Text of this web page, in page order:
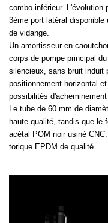
combo inférieur. L'évolution
3ème port latéral
de vidange.
Un amortisseur en
corps de pompe principal
silencieux, sans bruit induit
positionnement horizontal
possibilités d'acheminement
Le tube de 60 mm de
haute qualité, tandis que le
acétal POM noir usiné
torique EPDM de qualité.